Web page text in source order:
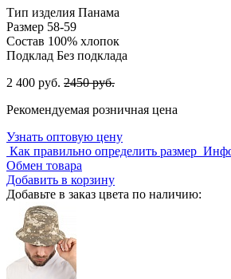
Тип изделия Панама
Размер 58-59
Состав 100% хлопок
Подклад Без подклада
2 400 руб. 2450 руб.
Рекомендуемая розничная цена
Узнать оптовую цену
Как правильно определить размер
Обмен товара
Добавить в корзину
Добавьте в заказ цвета по наличию: